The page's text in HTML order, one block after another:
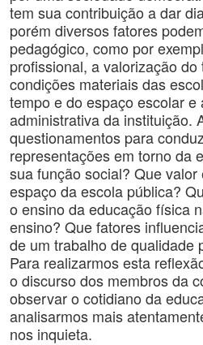
tem sua contribuição a dar
porém diversos fatores
pedagógico, como por
profissional, a valorização
condições materiais das
tempo e do espaço escolar e
administrativa da instituição.
questionamentos para
representações em torno da
sua função social? Que
espaço da escola pública?
o ensino da educação física
ensino? Que fatores
de um trabalho de qualidade
Para realizarmos esta
o discurso dos membros da
observar o cotidiano da
analisarmos mais
nos inquieta.